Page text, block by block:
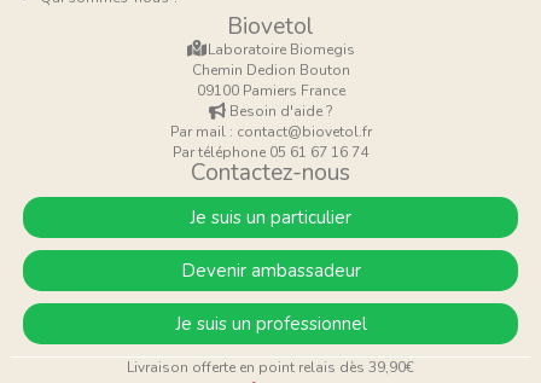
Biovetol
Laboratoire Biomegis
Chemin Dedion Bouton
09100 Pamiers France
Besoin d'aide ?
Par mail : contact@biovetol.fr
Par téléphone 05 61 67 16 74
Contactez-nous
Je suis un particulier
Devenir ambassadeur
Je suis un professionnel
Livraison offerte en point relais dès 39,90€